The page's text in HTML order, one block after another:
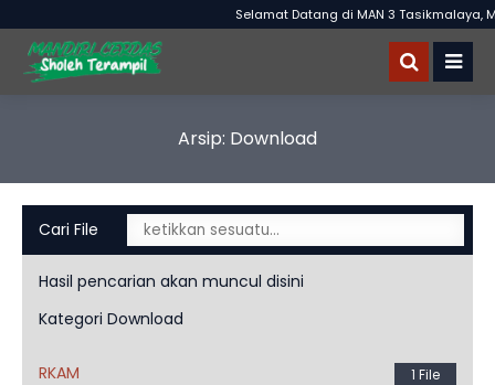
Selamat Datang di MAN 3 Tasikmalaya,
Arsip: Download
Cari File
Hasil pencarian akan muncul disini
Kategori Download
RKAM 1 File